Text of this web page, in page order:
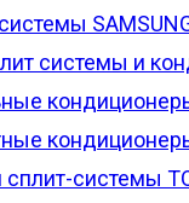
системы и
сплит-системы